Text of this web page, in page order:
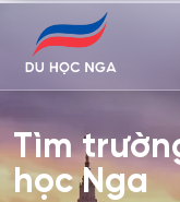
Tìm
học Nga